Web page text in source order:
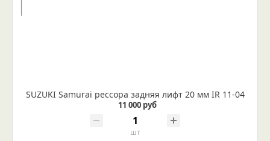
SUZUKI Samurai рессора задняя лифт 20 мм IR 11-04
11 000 руб
шт